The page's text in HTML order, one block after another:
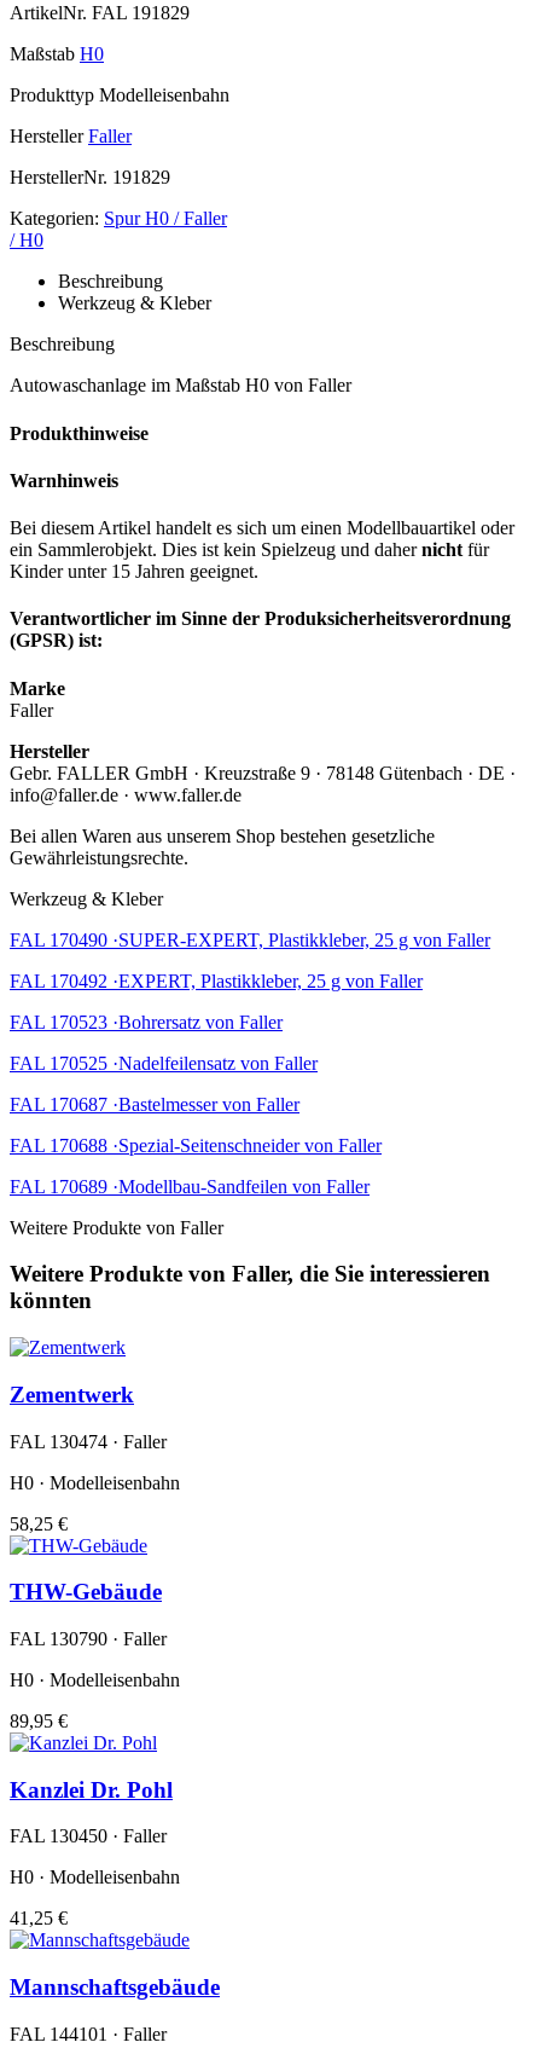
ArtikelNr. FAL 191829
Maßstab H0
Produkttyp Modelleisenbahn
Hersteller Faller
HerstellerNr. 191829
Kategorien: Spur H0 / Faller
/ H0
Beschreibung
Werkzeug & Kleber
Beschreibung
Autowaschanlage im Maßstab H0 von Faller
Produkthinweise
Warnhinweis
Bei diesem Artikel handelt es sich um einen Modellbauartikel oder
ein Sammlerobjekt. Dies ist kein Spielzeug und dahernicht für
Kinder unter 15 Jahren geeignet.
Verantwortlicher im Sinne der Produksicherheitsverordnung
(GPSR) ist:
Marke
Faller
Hersteller
Gebr. FALLER GmbH · Kreuzstraße 9 · 78148 Gütenbach · DE ·
info@faller.de · www.faller.de
Bei allen Waren aus unserem Shop bestehen gesetzliche
Gewährleistungsrechte.
Werkzeug & Kleber
FAL 170490 ·SUPER-EXPERT, Plastikkleber, 25 g von Faller
FAL 170492 ·EXPERT, Plastikkleber, 25 g von Faller
FAL 170523 ·Bohrersatz von Faller
FAL 170525 ·Nadelfeilensatz von Faller
FAL 170687 ·Bastelmesser von Faller
FAL 170688 ·Spezial-Seitenschneider von Faller
FAL 170689 ·Modellbau-Sandfeilen von Faller
Weitere Produkte von Faller
Weitere Produkte von Faller, die Sie interessieren
könnten
Zementwerk
FAL 130474 · Faller
H0 · Modelleisenbahn
58,25 €
THW-Gebäude
FAL 130790 · Faller
H0 · Modelleisenbahn
89,95 €
Kanzlei Dr. Pohl
FAL 130450 · Faller
H0 · Modelleisenbahn
41,25 €
Mannschaftsgebäude
FAL 144101 · Faller